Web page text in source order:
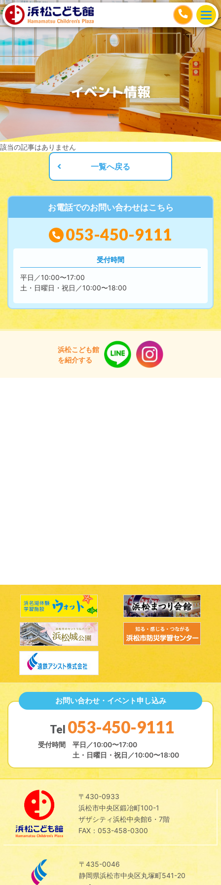
イベント情報
該当の記事はありません
一覧へ戻る
お電話でのお問い合わせはこちら
053-450-9111
受付時間
平日／10:00〜17:00
土・日曜日・祝日／10:00〜18:00
浜松こども館
を紹介する
お問い合わせ・イベント申し込み
Tel 053-450-9111
受付時間
平日／10:00〜17:00
土・日曜日・祝日／10:00〜18:00
〒430-0933
浜松市中央区鍛冶町100-1
ザザシティ浜松中央館6・7階
FAX：053-458-0300
〒435-0046
静岡県浜松市中央区丸塚町541-20